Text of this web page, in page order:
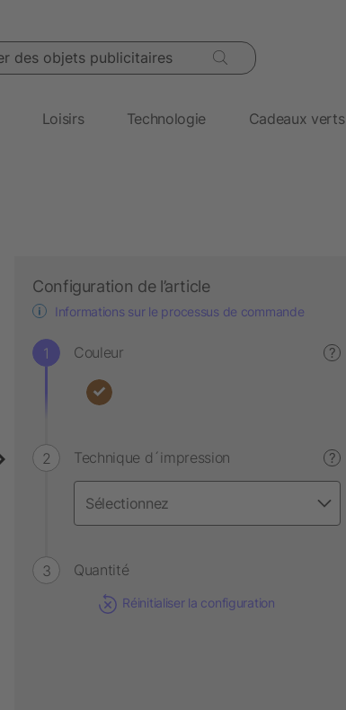
objets publicitaires
Loisirs Technologie Cadeaux verts
Configuration de l’article
Informations sur le processus de commande
Couleur ?
Technique d´impression ?
Quantité
Réinitialiser la configuration